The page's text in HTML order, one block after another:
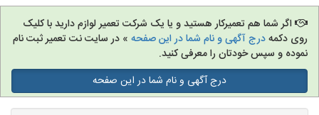
اگر شما هم تعمیرکار هستید و یا یک شرکت تعمیر لوازم دارید با کلیک
روی دکمهدرج آگهی و نام شما در این صفحه » در سایت نت تعمیر ثبت نام
نموده و سپس خودتان را معرفی کنید.
درج آگهی و نام شما در این صفحه